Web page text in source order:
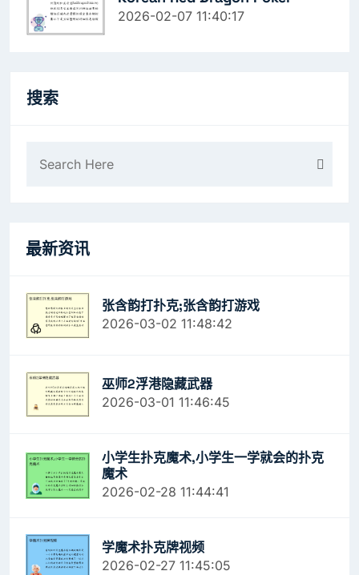
2026-02-07 11:40:17
搜索
最新资讯
张含韵打扑克;张含韵打游戏
2026-03-02 11:48:42
巫师2浮港隐藏武器
2026-03-01 11:46:45
小学生扑克魔术,小学生一学就会的扑克
魔术
2026-02-28 11:44:41
学魔术扑克牌视频
2026-02-27 11:45:05